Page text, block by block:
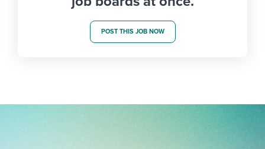
POST THIS JOB NOW